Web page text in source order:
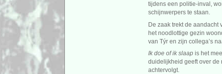
tijdens een politie-inval,
schijnwerpers te staan.
De zaak trekt de aandacht
het noodlottige gezin
van Týr en zijn collega’s
Ik doe of ik slaap is het
duidelijkheid geeft over de
achtervolgt.